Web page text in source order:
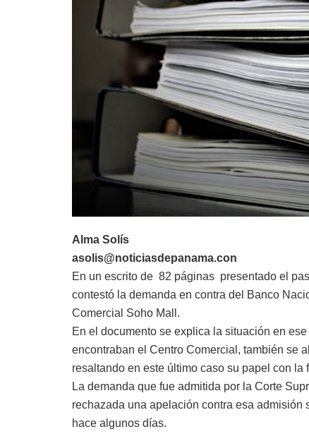
Alma Solís
asolis@noticiasdepanama.con
En un escrito de 82 páginas presentado el
contestó la demanda en contra del Banco
Comercial Soho Mall.
En el documento se explica la situación en
encontraban el Centro Comercial, también se
resaltando en este último caso su papel con
La demanda que fue admitida por la Corte
rechazada una apelación contra esa
hace algunos días.